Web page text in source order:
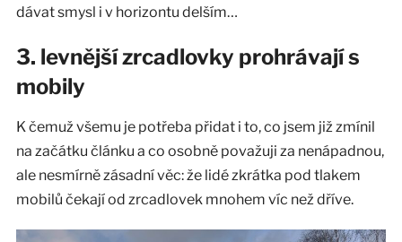
dávat smysl i v horizontu delším…
3. levnější zrcadlovky prohrávají s
mobily
K čemuž všemu je potřeba přidat i to, co jsem již zmínil
na začátku článku a co osobně považuji za nenápadnou,
ale nesmírně zásadní věc: že lidé zkrátka pod tlakem
mobilů čekají od zrcadlovek mnohem víc než dříve.